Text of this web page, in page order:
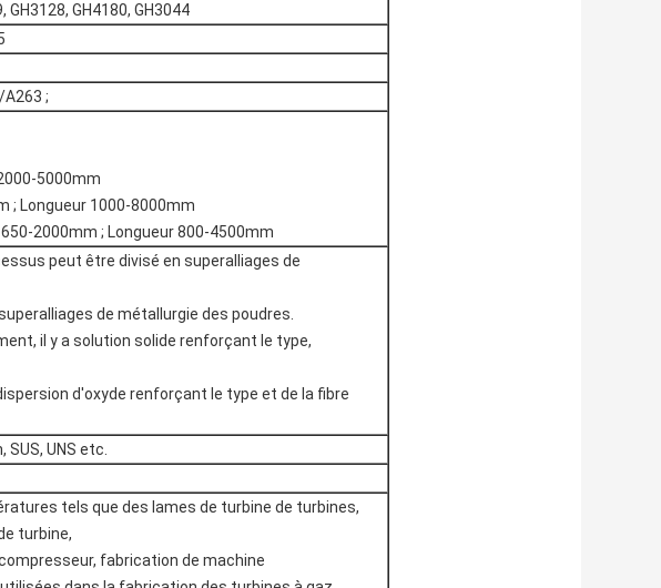
GH3128, GH4180, GH3044
;
5000mm
; Longueur 1000-8000mm
2000mm ; Longueur 800-4500mm
peut être divisé en superalliages de
de métallurgie des poudres.
il y a solution solide renforçant le type,
d'oxyde renforçant le type et de la fibre
SUS, UNS etc.
tels que des lames de turbine de turbines,
turbine,
fabrication de machine